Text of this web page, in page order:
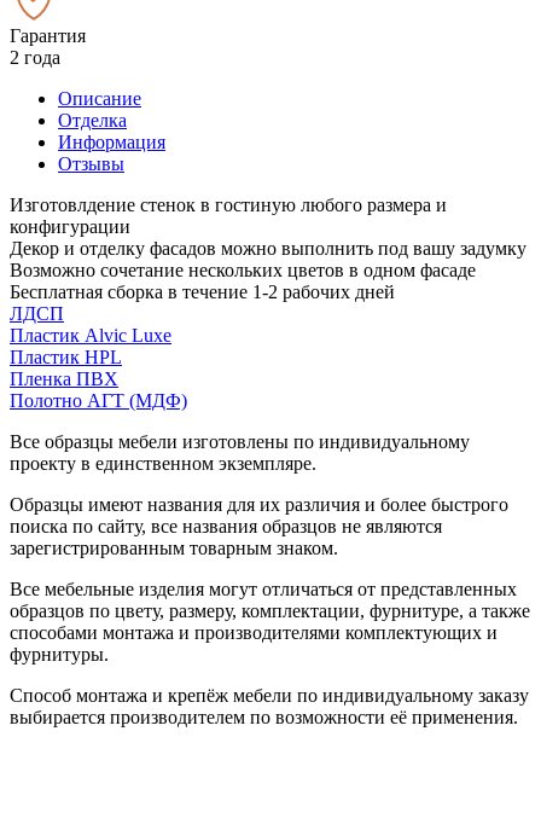
Гарантия
2 года
Описание
Отделка
Информация
Отзывы
Изготовлдение стенок в гостиную любого размера и
конфигурации
Декор и отделку фасадов можно выполнить под вашу задумку
Возможно сочетание нескольких цветов в одном фасаде
Бесплатная сборка в течение 1-2 рабочих дней
ЛДСП
Пластик Alvic Luxe
Пластик HPL
Пленка ПВХ
Полотно АГТ (МДФ)
Все образцы мебели изготовлены по индивидуальному
проекту в единственном экземпляре.
Образцы имеют названия для их различия и более быстрого
поиска по сайту, все названия образцов не являются
зарегистрированным товарным знаком.
Все мебельные изделия могут отличаться от представленных
образцов по цвету, размеру, комплектации, фурнитуре, а также
способами монтажа и производителями комплектующих и
фурнитуры.
Способ монтажа и крепёж мебели по индивидуальному заказу
выбирается производителем по возможности её применения.